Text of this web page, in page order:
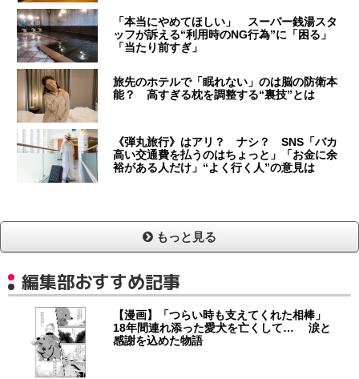
「本当にやめてほしい」 スーパー銭湯スタ
ッフが訴える“利用時のNG行為”に「困る」
「当たり前すぎ」
旅先のホテルで「眠れない」のは脳の防衛本
能？ 高すぎる枕を調整する“裏技”とは
《弾丸旅行》はアリ？ ナシ？ SNS「バカ
高い交通費を払うのはちょっと」「お金に余
裕がある人だけ」“よく行く人”の意見は
もっと見る
編集部おすすめ記事
【漫画】「つらい時も支えてくれた相棒」
18年間連れ添った愛犬を亡くして… 涙と
感謝を込めた物語